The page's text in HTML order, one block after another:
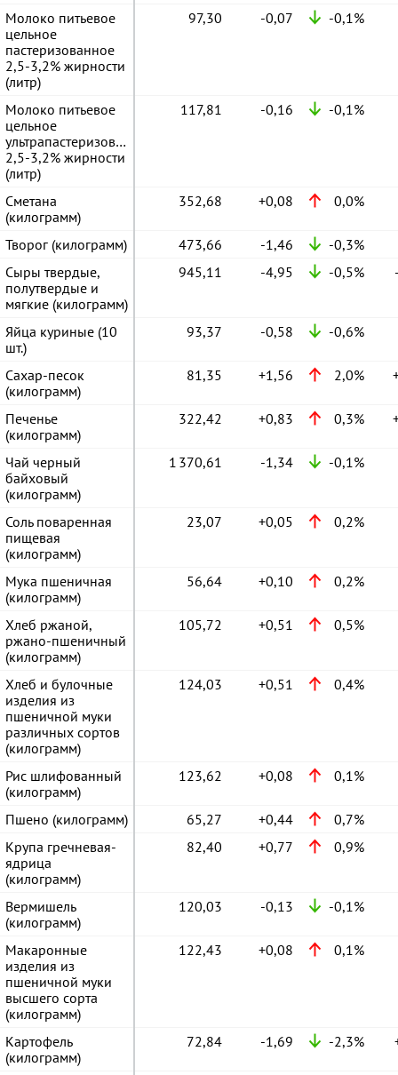
Молоко питьевое
цельное
пастеризованное
2,5-3,2% жирности
(литр)
Молоко питьевое
цельное
ультрапастеризованное
2,5-3,2% жирности
(литр)
Сметана
(килограмм)
Творог (килограмм)
Сыры твердые,
полутвердые и
мягкие (килограмм)
Яйца куриные (10
шт.)
Сахар-песок
(килограмм)
Печенье
(килограмм)
Чай черный
байховый
(килограмм)
Соль поваренная
пищевая
(килограмм)
Мука пшеничная
(килограмм)
Хлеб ржаной,
ржано-пшеничный
(килограмм)
Хлеб и булочные
изделия из
пшеничной муки
различных сортов
(килограмм)
Рис шлифованный
(килограмм)
Пшено (килограмм)
Крупа гречневая-
ядрица
(килограмм)
Вермишель
(килограмм)
Макаронные
изделия из
пшеничной муки
высшего сорта
(килограмм)
Картофель
(килограмм)
97,30 -0,07 -0,1%
117,81 -0,16 -0,1%
352,68 +0,08 0,0%
473,66 -1,46
-0,3%
945,11
-4,95 -0,5%
93,37 -0,58 -0,6%
81,35 +1,56 2,0%
322,42 +0,83 0,3%
1 370,61 -1,34 -0,1%
23,07 +0,05 0,2%
56,64 +0,10 0,2%
105,72 +0,51 0,5%
124,03 +0,51 0,4%
123,62 +0,08 0,1%
65,27 +0,44
0,7%
82,40
+0,77 0,9%
120,03 -0,13 -0,1%
122,43 +0,08 0,1%
72,84 -1,69 -2,3%